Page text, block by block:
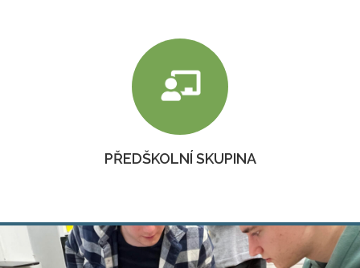
PŘEDŠKOLNÍ SKUPINA